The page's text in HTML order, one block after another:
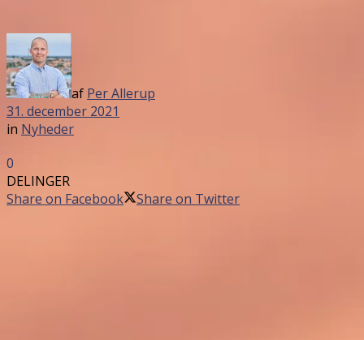
af Per Allerup
31. december 2021
in Nyheder
0
DELINGER
Share on Facebook
Share on Twitter